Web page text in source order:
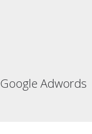
Google Adwords